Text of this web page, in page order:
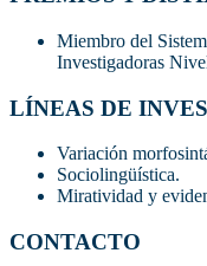
Miembro del
Investigadoras
LÍNEAS DE
Variación
Sociolingüística.
Miratividad y
CONTACTO